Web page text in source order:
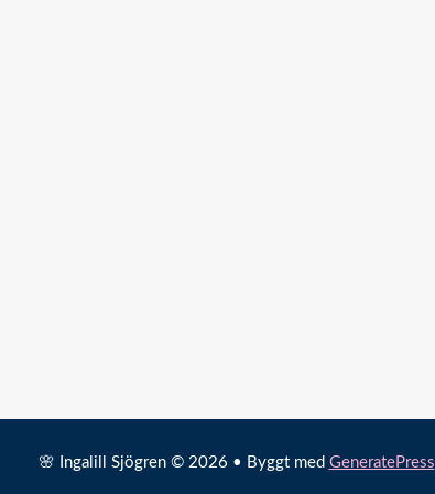
🌸 Ingalill Sjögren © 2026 • Byggt med GeneratePress